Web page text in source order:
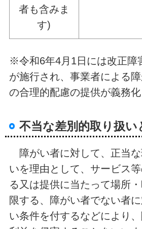
者も含みま
す)
※令和6年4月1日には改正障
が施行され、事業者による
の合理的配慮の提供が義務化
不当な差別的取り扱い
障がい者に対して、正当
いを理由として、サービス
る又は提供に当たって場所
限する、障がい者でない者
い条件を付するなどにより